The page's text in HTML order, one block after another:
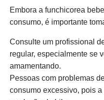
Embora a funchicorea
consumo, é importante
Consulte um profissional
regular, especialmente se
amamentando.
Pessoas com problemas
consumo excessivo, pois